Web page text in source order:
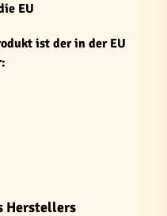
EU
ist der in der EU
Herstellers